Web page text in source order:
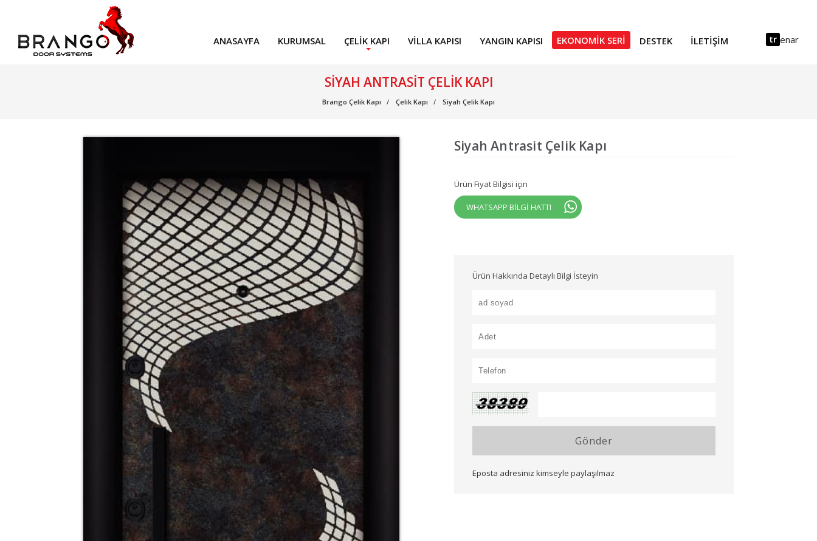
ANASAYFA KURUMSAL ÇELIK KAPI VILLA KAPISI YANGIN KAPISI EKONOMIK SERI DESTEK İLETIŞIM tr enar
SIYAH ANTRASIT ÇELIK KAPI
Brango Çelik Kapı Çelik Kapı Siyah Çelik Kapı
Siyah Antrasit Çelik Kapı
Ürün Fiyat Bilgisi için
WHATSAPP BİLGİ HATTI
Ürün Hakkında Detaylı Bilgi İsteyin
Gönder
Eposta adresiniz kimseyle paylaşılmaz